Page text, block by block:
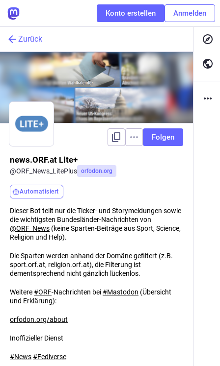
Konto erstellen Anmelden
Zurück
Folgen
news.ORF.at Lite+
@ORF_News_LitePlus orfodon.org
Automatisiert
Dieser Bot teilt nur die Ticker- und Storymeldungen sowie
die wichtigsten Bundesländer-Nachrichten von
@ORF_News (keine Sparten-Beiträge aus Sport, Science,
Religion und Help).
Die Sparten werden anhand der Domäne gefiltert (z.B.
sport.orf.at, religion.orf.at), die Filterung ist
dementsprechend nicht gänzlich lückenlos.
Weitere#ORF-Nachrichten bei#Mastodon (Übersicht
und Erklärung):
orfodon.org/about
Inoffizieller Dienst
#News#Fediverse